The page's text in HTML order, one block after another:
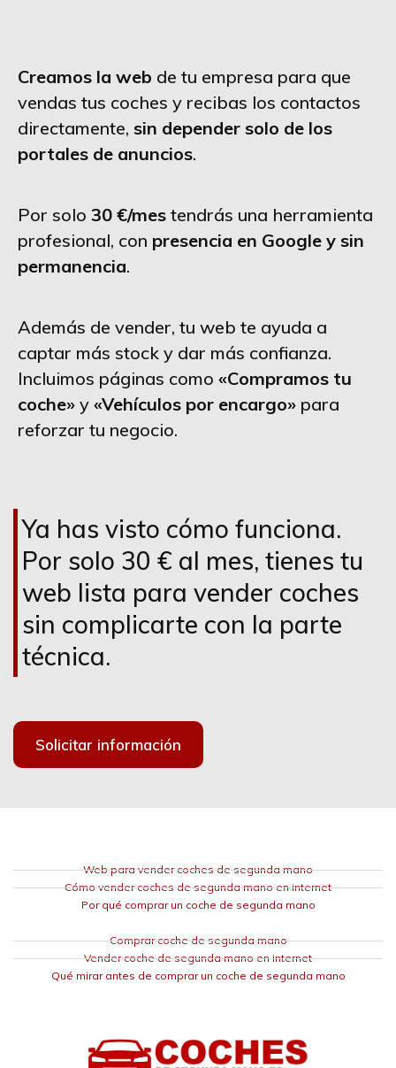
Creamos la web de tu empresa para que
vendas tus coches y recibas los contactos
directamente, sin depender solo de los
portales de anuncios.
Por solo 30 €/mes tendrás una herramienta
profesional, con presencia en Google y sin
permanencia.
Además de vender, tu web te ayuda a
captar más stock y dar más confianza.
Incluimos páginas como «Compramos tu
coche» y «Vehículos por encargo» para
reforzar tu negocio.
Ya has visto cómo funciona.
Por solo 30 € al mes, tienes tu
web lista para vender coches
sin complicarte con la parte
técnica.
Solicitar información
Web para vender coches de segunda mano
Cómo vender coches de segunda mano en internet
Por qué comprar un coche de segunda mano
Comprar coche de segunda mano
Vender coche de segunda mano en internet
Qué mirar antes de comprar un coche de segunda mano